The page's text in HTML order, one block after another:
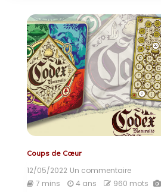
Coups de Cœur
12/05/2022 Un commentairesur
Codex
7 mins 4 ans 960 mots